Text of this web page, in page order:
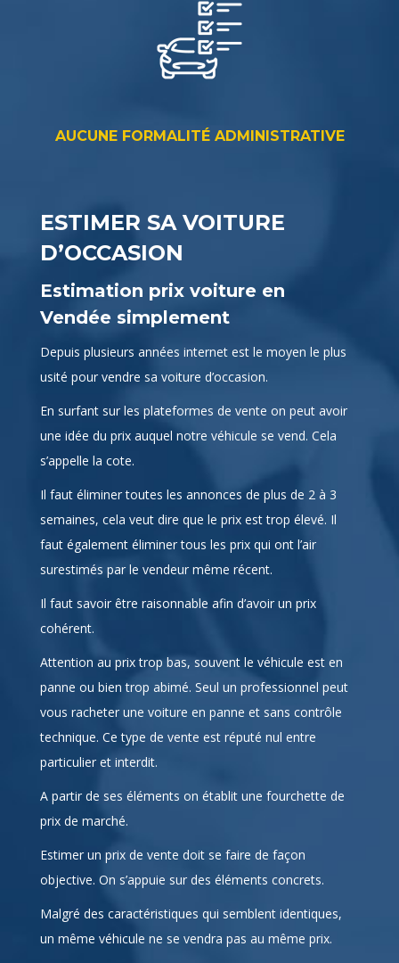
AUCUNE FORMALITÉ ADMINISTRATIVE
ESTIMER SA VOITURE
D’OCCASION
Estimation prix voiture en
Vendée simplement
Depuis plusieurs années internet est le moyen le plus
usité pour vendre sa voiture d’occasion.
En surfant sur les plateformes de vente on peut avoir
une idée du prix auquel notre véhicule se vend. Cela
s’appelle la cote.
Il faut éliminer toutes les annonces de plus de 2 à 3
semaines, cela veut dire que le prix est trop élevé. Il
faut également éliminer tous les prix qui ont l’air
surestimés par le vendeur même récent.
Il faut savoir être raisonnable afin d’avoir un prix
cohérent.
Attention au prix trop bas, souvent le véhicule est en
panne ou bien trop abimé. Seul un professionnel peut
vous racheter une voiture en panne et sans contrôle
technique. Ce type de vente est réputé nul entre
particulier et interdit.
A partir de ses éléments on établit une fourchette de
prix de marché.
Estimer un prix de vente doit se faire de façon
objective. On s’appuie sur des éléments concrets.
Malgré des caractéristiques qui semblent identiques,
un même véhicule ne se vendra pas au même prix.